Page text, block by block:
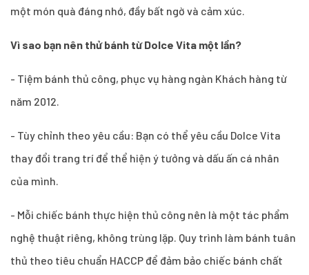
một món quà đáng nhớ, đầy bất ngờ và cảm xúc.
Vì sao bạn nên thử bánh từ Dolce Vita một lần?
- Tiệm bánh thủ công, phục vụ hàng ngàn Khách hàng từ
năm 2012.
- Tùy chỉnh theo yêu cầu: Bạn có thể yêu cầu Dolce Vita
thay đổi trang trí để thể hiện ý tưởng và dấu ấn cá nhân
của mình.
- Mỗi chiếc bánh thực hiện thủ công nên là một tác phẩm
nghệ thuật riêng, không trùng lặp. Quy trình làm bánh tuân
thủ theo tiêu chuẩn HACCP để đảm bảo chiếc bánh chất